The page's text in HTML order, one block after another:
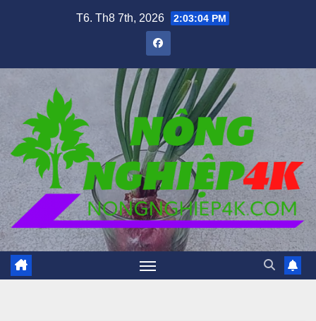
T6. Th8 7th, 2026 2:03:06 PM